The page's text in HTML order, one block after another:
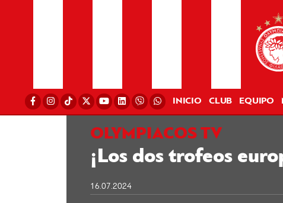
INICIO CLUB EQUIPO
OLYMPIACOS TV
¡Los dos trofeos
16.07.2024